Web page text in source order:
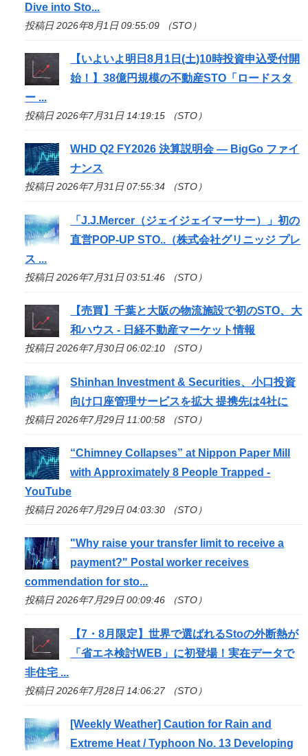
Dive intoSto...
投稿日 2026年8月1日 09:55:09 （STO）
【いよいよ明日8月1日(土)10時投資申込受付開
始！】38億円規模の不動産STO 「ロードスタ
ー ...
投稿日 2026年7月31日 14:19:15 （STO）
WHD Q2 FY2026 決算説明会 — BigGo ファイ
ナンス
投稿日 2026年7月31日 07:55:34 （STO）
「J.J.Mercer（ジェイジェイマーサー）」初の
直営POP-UPSTO..（株式会社グリニッジ プレ
ス ...
投稿日 2026年7月31日 03:51:46 （STO）
【売買】千葉と大阪の物流施設で初のSTO、大
和ハウス - 日経不動産マーケット情報
投稿日 2026年7月30日 06:02:10 （STO）
Shinhan Investment & Securities、小口投資
向け口座管理サービスを拡大 提携先は4社に
投稿日 2026年7月29日 11:00:58 （STO）
“Chimney Collapses” at Nippon Paper Mill
with Approximately 8 People Trapped -
YouTube
投稿日 2026年7月29日 04:03:30 （STO）
"Why raise your transfer limit to receive a
payment?" Postal worker receives
commendation forsto...
投稿日 2026年7月29日 00:09:46 （STO）
【7・8月限定】世界で選ばれるStoの外断熱が
「省エネ検討WEB」に初登場！実在データで
非住宅 ...
投稿日 2026年7月28日 14:06:27 （STO）
[Weekly Weather] Caution for Rain and
Extreme Heat / Typhoon No. 13 Developing